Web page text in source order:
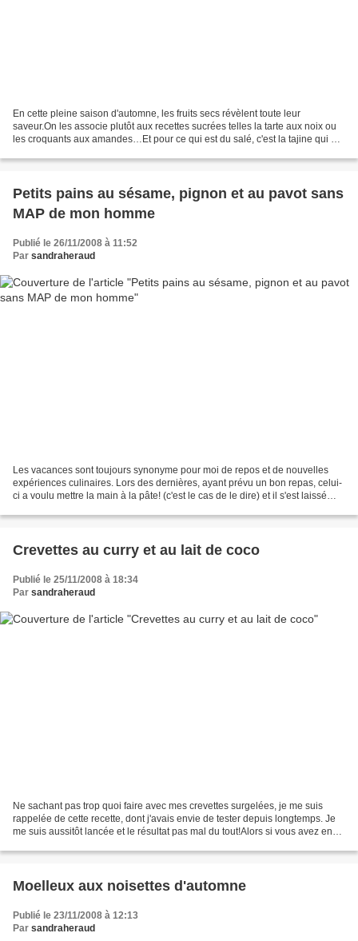
En cette pleine saison d'automne, les fruits secs révèlent toute leur
saveur.On les associe plutôt aux recettes sucrées telles la tarte aux noix ou
les croquants aux amandes…Et pour ce qui est du salé, c'est la tajine qui a
Petits pains au sésame, pignon et au pavot sans
MAP de mon homme
Publié le 26/11/2008 à 11:52
Par sandraheraud
Les vacances sont toujours synonyme pour moi de repos et de nouvelles
expériences culinaires. Lors des dernières, ayant prévu un bon repas, celui-
ci a voulu mettre la main à la pâte! (c'est le cas de le dire) et il s'est laissé
Crevettes au curry et au lait de coco
Publié le 25/11/2008 à 18:34
Par sandraheraud
Ne sachant pas trop quoi faire avec mes crevettes surgelées, je me suis
rappelée de cette recette, dont j'avais envie de tester depuis longtemps. Je
me suis aussitôt lancée et le résultat pas mal du tout!Alors si vous avez envie
Moelleux aux noisettes d'automne
Publié le 23/11/2008 à 12:13
Par sandraheraud